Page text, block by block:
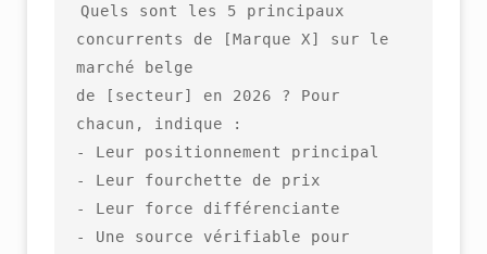
Quels sont les 5 principaux
concurrents de [Marque X] sur le
marché belge
de [secteur] en 2026 ? Pour
chacun, indique :
- Leur positionnement principal
- Leur fourchette de prix
- Leur force différenciante
- Une source vérifiable pour